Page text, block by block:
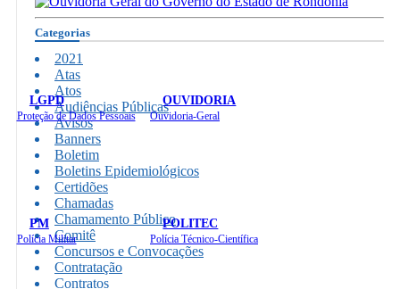
LGPD
Proteção de Dados Pessoais
OUVIDORIA
Ouvidoria-Geral
PM
Polícia Militar
POLITEC
Polícia Técnico-Científica
Categorias
2021
Atas
Atos
Audiências Públicas
Avisos
Banners
Boletim
Boletins Epidemiológicos
Certidões
Chamadas
Chamamento Público
Comitê
Concursos e Convocações
Contratação
Contratos